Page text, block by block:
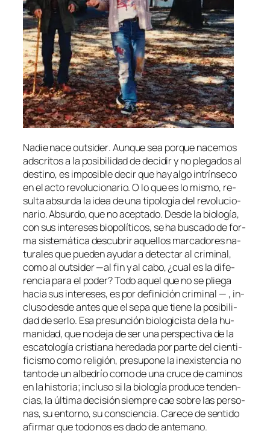
Nadie na­ceoutsi­der. Aunque sea por­que na­ce­mos
ads­cri­tos a la po­si­bi­li­dad de de­ci­dir y no ple­ga­dos al
des­tino, es im­po­si­ble de­cir que hay al­go in­trín­se­co
en el ac­to re­vo­lu­cio­na­rio. O lo que es lo mis­mo, re­
sul­ta ab­sur­da la idea de una ti­po­lo­gía del re­vo­lu­cio­
na­rio. Absurdo, que no acep­ta­do. Desde la bio­lo­gía,
con sus in­tere­ses bio­po­lí­ti­cos, se ha bus­ca­do de for­
ma sis­te­má­ti­ca des­cu­brir aque­llos mar­ca­do­res na­
tu­ra­les que pue­den ayu­dar a de­tec­tar al cri­mi­nal,
co­mo aloutsi­der—al fin y al ca­bo, ¿cual es la di­fe­
ren­cia pa­ra el po­der? Todo aquel que no se plie­ga
ha­cia sus in­tere­ses, es por de­fi­ni­ción cri­mi­nal — , in­
clu­so des­de an­tes que el se­pa que tie­ne la po­si­bi­li­
dad de ser­lo. Esa pre­sun­ción bio­lo­gi­cis­ta de la hu­
ma­ni­dad, que no de­ja de ser una pers­pec­ti­va de la
es­ca­to­lo­gía cris­tia­na he­re­da­da por par­te del cien­ti­
fi­cis­mo co­mo re­li­gión, pre­su­po­ne la in­exis­ten­cia no
tan­to de un al­be­drío co­mo de una cru­ce de ca­mi­nos
en la his­to­ria; in­clu­so si la bio­lo­gía pro­du­ce ten­den­
cias, la úl­ti­ma de­ci­sión siem­pre cae so­bre las per­so­
nas, su en­torno, su cons­cien­cia. Carece de sen­ti­do
afir­mar que to­do nos es da­do de antemano.